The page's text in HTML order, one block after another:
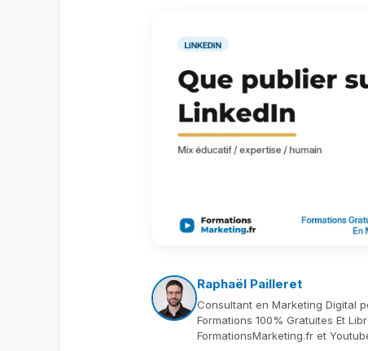
Raphaël Pailleret
Consultant en Marketing Digital
Formations 100% Gratuites Et
FormationsMarketing.fr et